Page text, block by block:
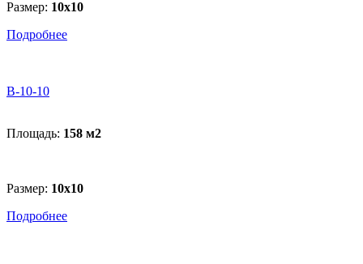
Размер: 10х10
Подробнее
В-10-10
Площадь: 158 м2
Размер: 10х10
Подробнее